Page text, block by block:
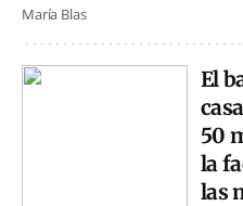
María Blas
El
50
la
las